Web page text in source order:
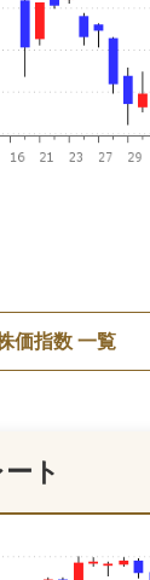
価指数 一覧
ト